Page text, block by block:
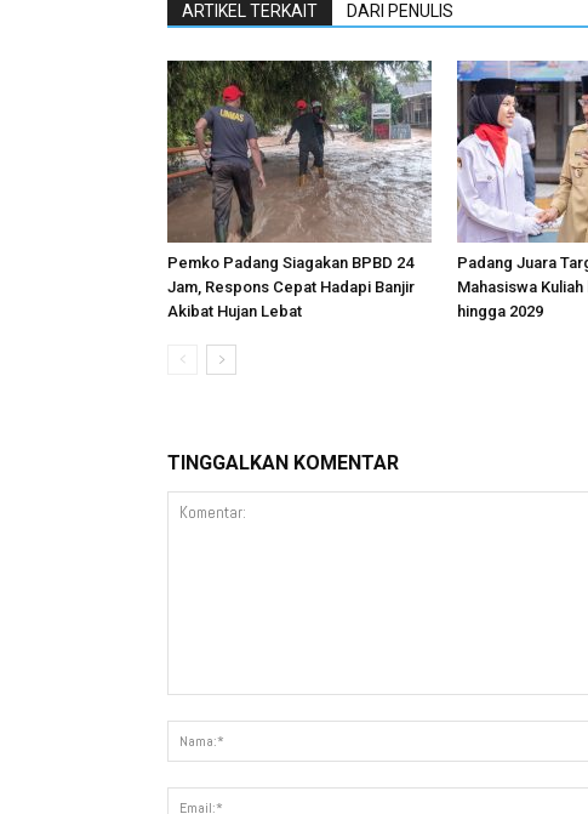
ARTIKEL TERKAIT DARI PENULIS
Pemko Padang Siagakan BPBD 24
Jam, Respons Cepat Hadapi Banjir
Akibat Hujan Lebat
Padang Juara
Mahasiswa
hingga 2029
TINGGALKAN KOMENTAR